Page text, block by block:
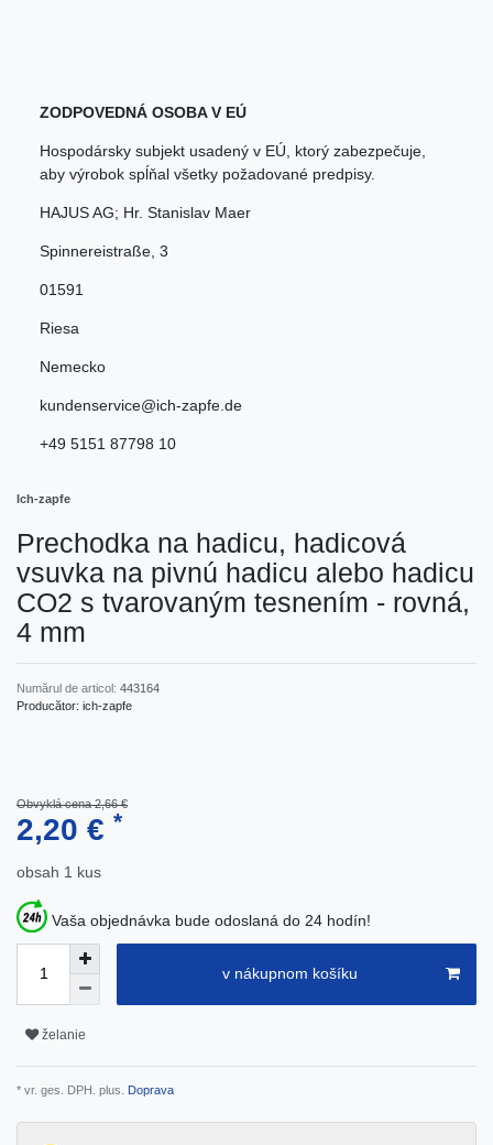
ZODPOVEDNÁ OSOBA V EÚ
Hospodársky subjekt usadený v EÚ, ktorý zabezpečuje,
aby výrobok spĺňal všetky požadované predpisy.
HAJUS AG; Hr. Stanislav Maer
Spinnereistraße 3
01591
Riesa
Nemecko
kundenservice@ich-zapfe.de
+49 5151 87798 10
Ich-zapfe
Prechodka na hadicu, hadicová
vsuvka na pivnú hadicu alebo hadicu
CO2 s tvarovaným tesnením - rovná,
4 mm
Numărul de articol: 443164
Producător: ich-zapfe
Obvyklá cena 2,66 €
2,20 € *
obsah 1 kus
Vaša objednávka bude odoslaná do 24 hodín!
v nákupnom košíku
želanie
* vr. ges. DPH. plus. Doprava